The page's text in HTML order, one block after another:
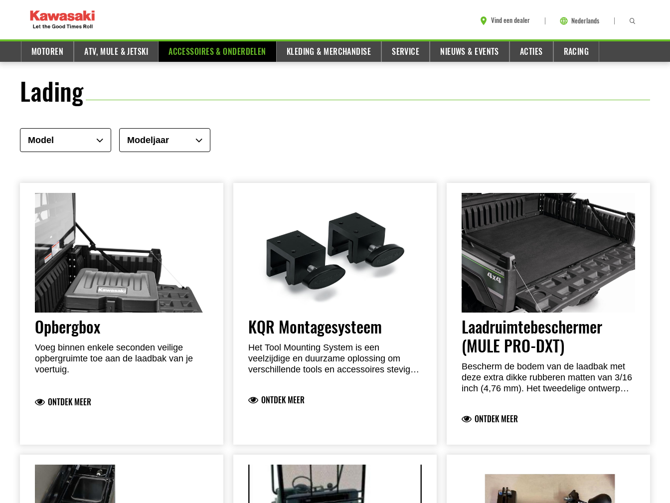
Vind een dealer Nederlands
MOTOREN ATV, MULE & JETSKI ACCESSOIRES & ONDERDELEN KLEDING & MERCHANDISE SERVICE NIEUWS & EVENTS ACTIES RACING
Lading
Model Modeljaar
Opbergbox
Voeg binnen enkele seconden veilige
opbergruimte toe aan de laadbak van je
voertuig.
Ruime binnenopslag voor gereedschap
Vereist 2x KQR Accessory Mount KAF080-
ONTDEK MEER
KQR Montagesysteem
Het Tool Mounting System is een
veelzijdige en duurzame oplossing om
verschillende tools en accessoires stevig
maatwerkfunctionaliteit.
ONTDEK MEER
Laadruimtebeschermer
(MULE PRO-DXT)
Bescherm de bodem van de laadbak met
deze extra dikke rubberen matten van 3/16
inch (4,76 mm). Het tweedelige ontwerp
rubberlaag voorkomt schuiven, vermindert
ONTDEK MEER